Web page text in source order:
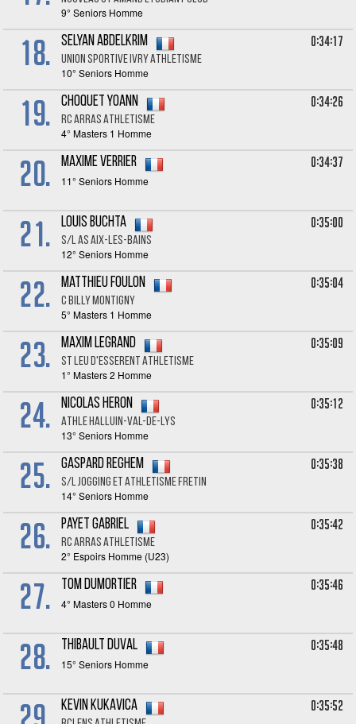
9° Seniors Homme
18. Selyan ABDELKRIM
UNION SPORTIVE IVRY ATHLETISME
10° Seniors Homme
0:34:17
19. Choquet YOANN
RC ARRAS ATHLETISME
4° Masters 1 Homme
0:34:26
20. Maxime VERRIER
11° Seniors Homme
0:34:37
21. Louis BUCHTA
S/L AS AIX-LES-BAINS
12° Seniors Homme
0:35:00
22. Matthieu FOULON
C BILLY MONTIGNY
5° Masters 1 Homme
0:35:04
23. Maxim LEGRAND
ST LEU D'ESSERENT ATHLETISME
1° Masters 2 Homme
0:35:09
24. Nicolas HERON
ATHLE HALLUIN-VAL-DE-LYS
13° Seniors Homme
0:35:12
25. Gaspard REGHEM
S/L JOGGING ET ATHLETISME FRETIN
14° Seniors Homme
0:35:38
26. Payet GABRIEL
RC ARRAS ATHLETISME
2° Espoirs Homme (U23)
0:35:42
27. Tom DUMORTIER
4° Masters 0 Homme
0:35:46
28. Thibault DUVAL
15° Seniors Homme
0:35:48
Kevin KUKAVICA 0:35:52